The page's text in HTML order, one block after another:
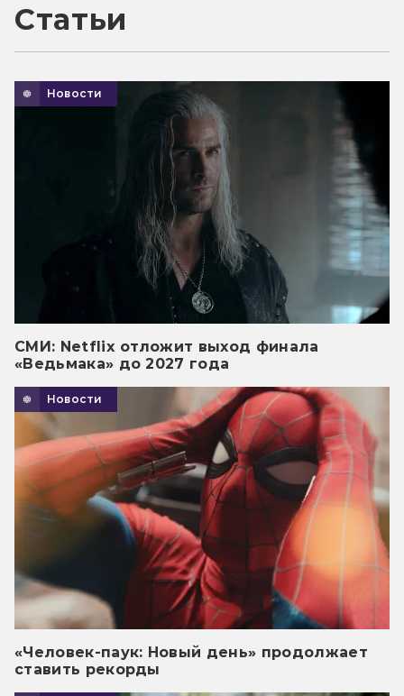
Статьи
Новости
СМИ: Netflix отложит выход финала
«Ведьмака» до 2027 года
Новости
«Человек-паук: Новый день» продолжает
ставить рекорды